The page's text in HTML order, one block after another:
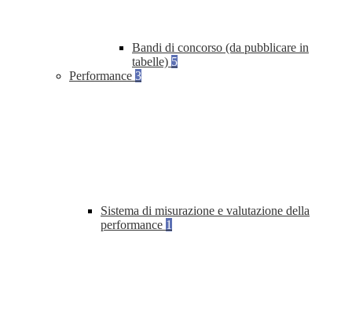
Bandi di concorso (da pubblicare in
tabelle) 5
Performance 3
Sistema di misurazione e valutazione della
performance 1